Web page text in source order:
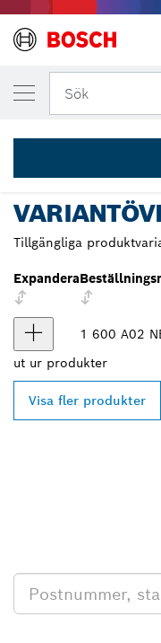
Sök
... VDE-skruvmejsel
DIN UTVALDA VARIANT
VDE
1 600 A02 NB8
Tillgängliga
Expandera
1 600 A02
ut ur produkter
Visa fler produkter